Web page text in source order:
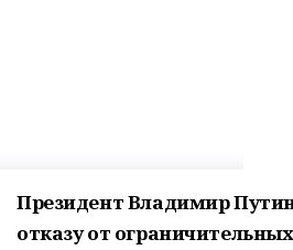
Президент Владимир
отказу от